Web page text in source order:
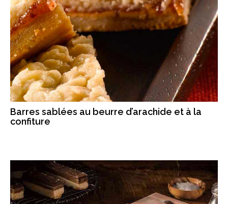
Barres sablées au beurre d’arachide et à la
confiture